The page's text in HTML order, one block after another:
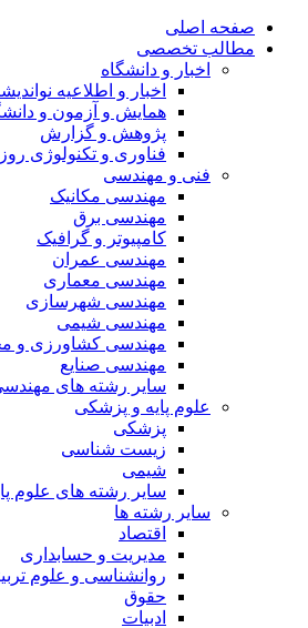
صفحه اصلی
مطالب تخصصی
اخبار و دانشگاه
اخبار و اطلاعیه نواندیشان
همایش و آزمون و دانشگاه
پژوهش و گزارش
فناوری و تکنولوژی روز
فنی و مهندسی
مهندسی مکانیک
مهندسی برق
کامپیوتر و گرافیک
مهندسی عمران
مهندسی معماری
مهندسی شهرسازی
مهندسی شیمی
مهندسی کشاورزی و
مهندسی صنایع
سایر رشته های مهندسی
علوم پایه و پزشکی
پزشکی
زیست شناسی
شیمی
سایر رشته های علوم پایه
سایر رشته ها
اقتصاد
مدیریت و حسابداری
روانشناسی و علوم تربیتی
حقوق
ادبیات